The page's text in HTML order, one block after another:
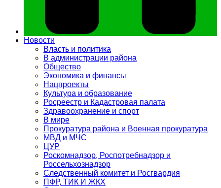
Новости
Власть и политика
В администрации района
Общество
Экономика и финансы
Нацпроекты
Культура и образование
Росреестр и Кадастровая палата
Здравоохранение и спорт
В мире
Прокуратура района и Военная прокуратура
МВД и МЧС
ЦУР
Роскомнадзор, Роспотребнадзор и
Россельхознадзор
Следственный комитет и Росгвардия
ПФР, ТИК И ЖКХ